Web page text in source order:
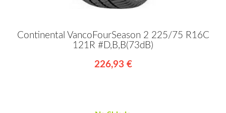
Continental VancoFourSeason 2 225/75 R16C
121R #D,B,B(73dB)
226,93 €